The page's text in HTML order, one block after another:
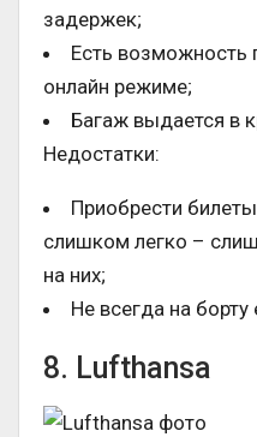
задержек;
Есть возможность
онлайн режиме;
Багаж выдается в
Недостатки:
Приобрести
слишком легко –
на них;
Не всегда на
8. Lufthansa